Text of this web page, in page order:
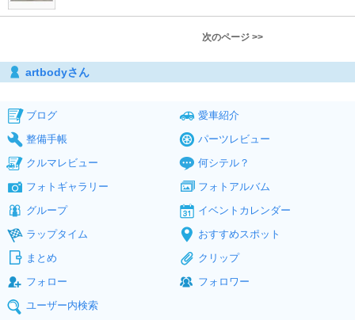
次のページ >>
artbodyさん
ブログ
愛車紹介
整備手帳
パーツレビュー
クルマレビュー
何シテル？
フォトギャラリー
フォトアルバム
グループ
イベントカレンダー
ラップタイム
おすすめスポット
まとめ
クリップ
フォロー
フォロワー
ユーザー内検索